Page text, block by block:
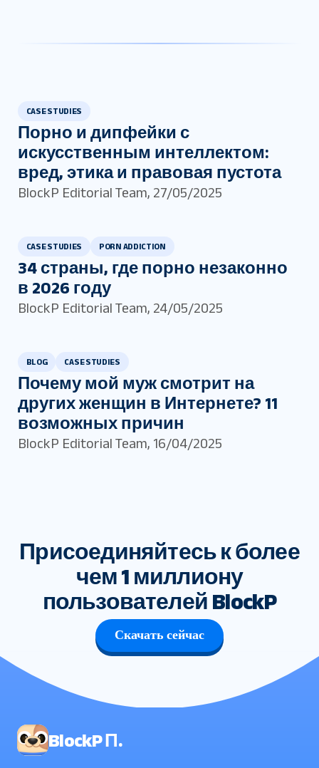
CASE STUDIES
Порно и дипфейки с
искусственным интеллектом:
вред, этика и правовая пустота
BlockP Editorial Team, 27/05/2025
CASE STUDIES PORN ADDICTION
34 страны, где порно незаконно
в 2026 году
BlockP Editorial Team, 24/05/2025
BLOG CASE STUDIES
Почему мой муж смотрит на
других женщин в Интернете? 11
возможных причин
BlockP Editorial Team, 16/04/2025
Присоединяйтесь к более
чем 1 миллиону
пользователей BlockP
Скачать сейчас
BlockP П.